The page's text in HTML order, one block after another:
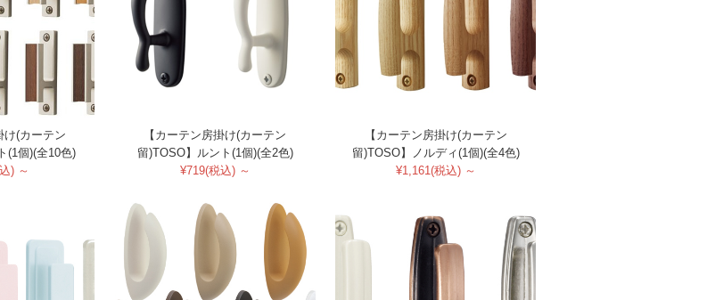
け(カーテン
(1個)(全10色)
) ～
【カーテン房掛け(カーテン
留)TOSO】ルント(1個)(全2色)
¥719(税込) ～
【カーテン房掛け(カーテン
留)TOSO】ノルディ(1個)(全4色)
¥1,161(税込) ～